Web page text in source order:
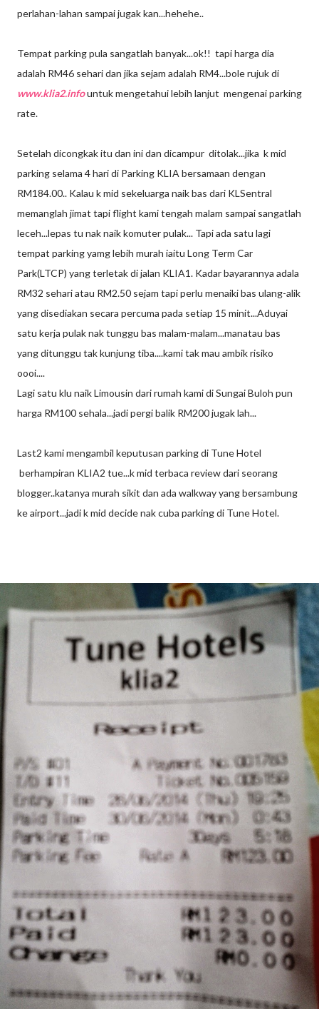
perlahan-lahan sampai jugak kan...hehehe..
Tempat parking pula sangatlah banyak...ok!! tapi harga dia
adalah RM46 sehari dan jika sejam adalah RM4...bole rujuk di
www.klia2.infountuk mengetahui lebih lanjut mengenai parking
rate.
Setelah dicongkak itu dan ini dan dicampur ditolak...jika k mid
parking selama 4 hari di Parking KLIA bersamaan dengan
RM184.00.. Kalau k mid sekeluarga naik bas dari KLSentral
memanglah jimat tapi flight kami tengah malam sampai sangatlah
leceh...lepas tu nak naik komuter pulak... Tapi ada satu lagi
tempat parking yamg lebih murah iaitu Long Term Car
Park(LTCP) yang terletak di jalan KLIA1. Kadar bayarannya adala
RM32 sehari atau RM2.50 sejam tapi perlu menaiki bas ulang-alik
yang disediakan secara percuma pada setiap 15 minit...Aduyai
satu kerja pulak nak tunggu bas malam-malam...manatau bas
yang ditunggu tak kunjung tiba....kami tak mau ambik risiko
oooi....
Lagi satu klu naik Limousin dari rumah kami di Sungai Buloh pun
harga RM100 sehala...jadi pergi balik RM200 jugak lah...
Last2 kami mengambil keputusan parking di Tune Hotel
berhampiran KLIA2 tue...k mid terbaca review dari seorang
blogger..katanya murah sikit dan ada walkway yang bersambung
ke airport...jadi k mid decide nak cuba parking di Tune Hotel.